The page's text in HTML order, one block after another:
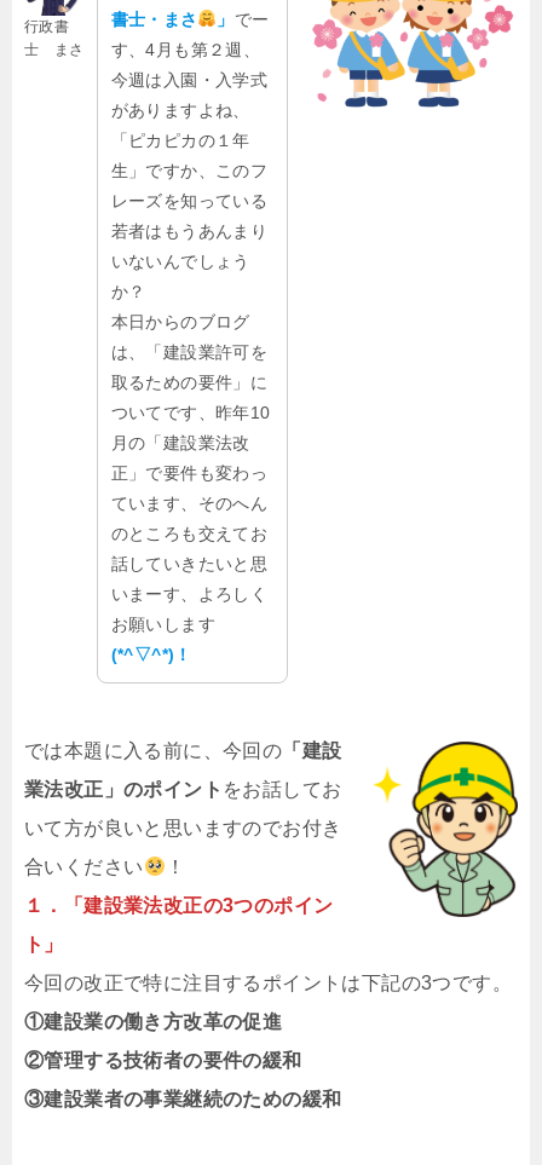
行政書
士 まさ
書士・まさ
」 でー
す、4月も第２週、
今週は入園・入学式
がありますよね、
「ピカピカの１年
生」ですか、このフ
レーズを知っている
若者はもうあんまり
いないんでしょう
か？
本日からのブログ
は、「建設業許可を
取るための要件」に
ついてです、昨年10
月の「建設業法改
正」で要件も変わっ
ています、そのへん
のところも交えてお
話していきたいと思
いまーす、よろしく
お願いします
(*^▽^*)！
では本題に入る前に、今回の 「建設
業法改正」のポイント をお話してお
いて方が良いと思いますのでお付き
合いください
！
１．「建設業法改正の3つのポイン
ト」
今回の改正で特に注目するポイントは下記の3つです。
①建設業の働き方改革の促進
②管理する技術者の要件の緩和
③建設業者の事業継続のための緩和